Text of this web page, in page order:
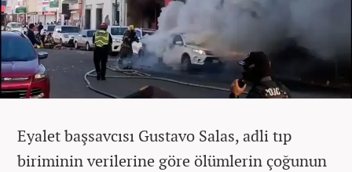
Eyalet başsavcısı Gustavo Salas, adli tıp
biriminin verilerine göre ölümlerin çoğunun